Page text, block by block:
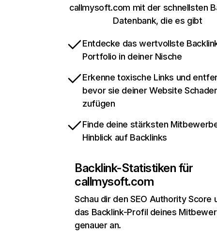
callmysoft.com mit der schnellsten
Datenbank, die es gibt
Entdecke das wertvollste
Portfolio in deiner Nische
Erkenne toxische Links und
bevor sie deiner Website
zufügen
Finde deine stärksten
Hinblick auf Backlinks
Backlink-Statistiken für
callmysoft.com
Schau dir den SEO Authority Score
das Backlink-Profil deines
genauer an.